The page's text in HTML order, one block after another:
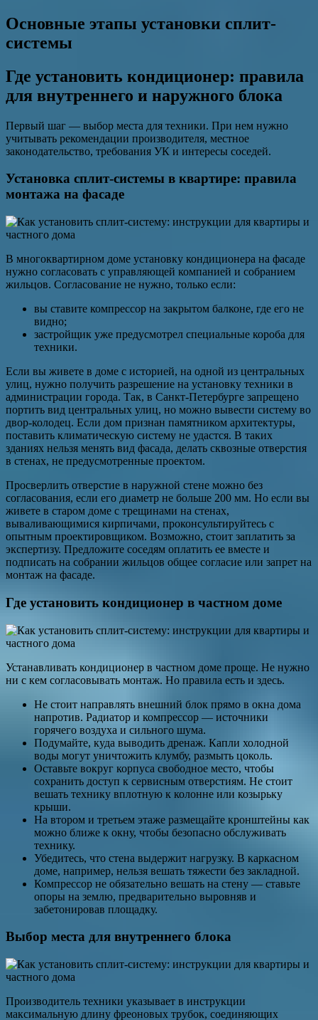
Основные этапы установки сплит-
системы
Где установить кондиционер: правила
для внутреннего и наружного блока
Первый шаг — выбор места для техники. При нем нужно
учитывать рекомендации производителя, местное
законодательство, требования УК и интересы соседей.
Установка сплит-системы в квартире: правила
монтажа на фасаде
В многоквартирном доме установку кондиционера на фасаде
нужно согласовать с управляющей компанией и собранием
жильцов. Согласование не нужно, только если:
вы ставите компрессор на закрытом балконе, где его не
видно;
застройщик уже предусмотрел специальные короба для
техники.
Если вы живете в доме с историей, на одной из центральных
улиц, нужно получить разрешение на установку техники в
администрации города. Так, в Санкт-Петербурге запрещено
портить вид центральных улиц, но можно вывести систему во
двор-колодец. Если дом признан памятником архитектуры,
поставить климатическую систему не удастся. В таких
зданиях нельзя менять вид фасада, делать сквозные отверстия
в стенах, не предусмотренные проектом.
Просверлить отверстие в наружной стене можно без
согласования, если его диаметр не больше 200 мм. Но если вы
живете в старом доме с трещинами на стенах,
вываливающимися кирпичами, проконсультируйтесь с
опытным проектировщиком. Возможно, стоит заплатить за
экспертизу. Предложите соседям оплатить ее вместе и
подписать на собрании жильцов общее согласие или запрет на
монтаж на фасаде.
Где установить кондиционер в частном доме
Устанавливать кондиционер в частном доме проще. Не нужно
ни с кем согласовывать монтаж. Но правила есть и здесь.
Не стоит направлять внешний блок прямо в окна дома
напротив. Радиатор и компрессор — источники
горячего воздуха и сильного шума.
Подумайте, куда выводить дренаж. Капли холодной
воды могут уничтожить клумбу, размыть цоколь.
Оставьте вокруг корпуса свободное место, чтобы
сохранить доступ к сервисным отверстиям. Не стоит
вешать технику вплотную к колонне или козырьку
крыши.
На втором и третьем этаже размещайте кронштейны как
можно ближе к окну, чтобы безопасно обслуживать
технику.
Убедитесь, что стена выдержит нагрузку. В каркасном
доме, например, нельзя вешать тяжести без закладной.
Компрессор не обязательно вешать на стену — ставьте
опоры на землю, предварительно выровняв и
забетонировав площадку.
Выбор места для внутреннего блока
Производитель техники указывает в инструкции
максимальную длину фреоновых трубок, соединяющих